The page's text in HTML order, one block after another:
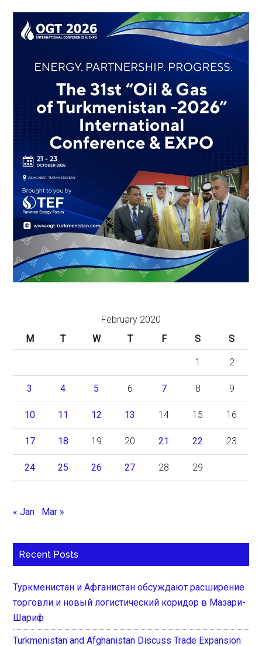
February 2020
M
T W T F S S
1 2
3 4 5 6 7 8 9
10 11 12 13 14 15 16
17 18 19 20 21 22 23
24 25 26 27 28 29
« Jan Mar »
Recent Posts
Туркменистан и Афганистан обсуждают расширение
торговли и новый логистический коридор в Мазари-
Шариф
Turkmenistan and Afghanistan Discuss Trade Expansion